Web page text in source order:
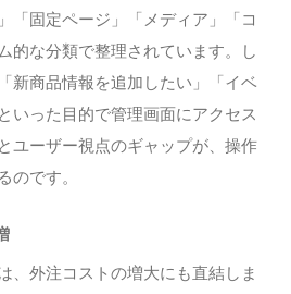
「固定ページ」「メディア」「コ
的な分類で整理されています。し
新商品情報を追加したい」「イベ
いった目的で管理画面にアクセス
ユーザー視点のギャップが、操作
のです。
、外注コストの増大にも直結しま